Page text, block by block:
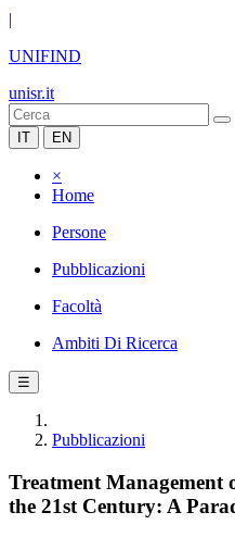
|
UNIFIND
unisr.it
IT EN
×
Home
Persone
Pubblicazioni
Facoltà
Ambiti Di Ricerca
☰
Pubblicazioni
Treatment Management
the 21st Century: A